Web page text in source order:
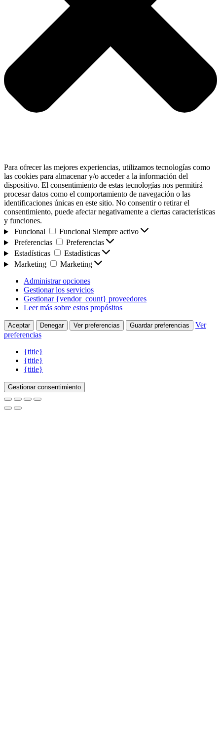
Para ofrecer las mejores experiencias, utilizamos tecnologías como
las cookies para almacenar y/o acceder a la información del
dispositivo. El consentimiento de estas tecnologías nos permitirá
procesar datos como el comportamiento de navegación o las
identificaciones únicas en este sitio. No consentir o retirar el
consentimiento, puede afectar negativamente a ciertas características
y funciones.
Funcional
Funcional Siempre activo
Preferencias
Preferencias
Estadísticas
Estadísticas
Marketing
Marketing
Administrar opciones
Gestionar los servicios
Gestionar {vendor_count} proveedores
Leer más sobre estos propósitos
Aceptar Denegar Ver preferencias Guardar preferencias
Ver
preferencias
{title}
{title}
{title}
Gestionar consentimiento